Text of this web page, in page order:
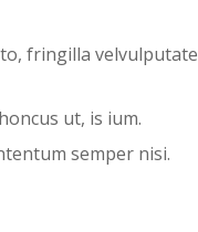
fringilla velvulputate
ut, is ium.
semper nisi.